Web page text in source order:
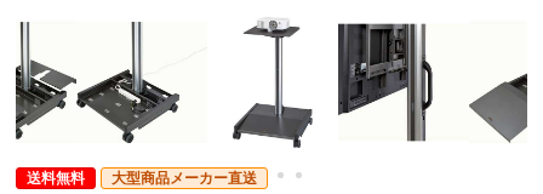
送料無料 大型商品メーカー直送